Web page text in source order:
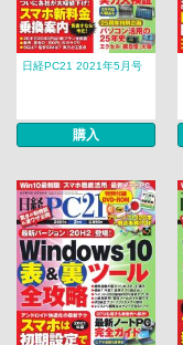
日経PC21 2021年5月号
購入